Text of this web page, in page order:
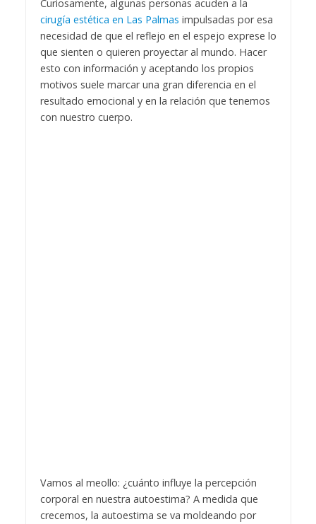
Curiosamente, algunas personas acuden a la
cirugía estética en Las Palmas impulsadas por esa
necesidad de que el reflejo en el espejo exprese lo
que sienten o quieren proyectar al mundo. Hacer
esto con información y aceptando los propios
motivos suele marcar una gran diferencia en el
resultado emocional y en la relación que tenemos
con nuestro cuerpo.
Vamos al meollo: ¿cuánto influye la percepción
corporal en nuestra autoestima? A medida que
crecemos, la autoestima se va moldeando por